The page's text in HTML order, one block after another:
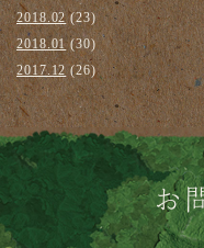
2018.02(23)
2018.01(30)
2017.12 (26)